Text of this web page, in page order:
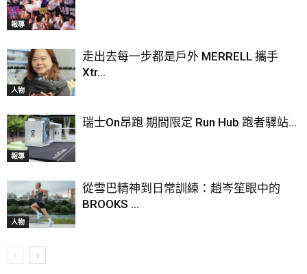
報導
人物
走出去每一步都是戶外 MERRELL 攜手
Xtr...
報導
瑞士On昂跑 期間限定 Run Hub 跑者驛站...
人物
從雪巴精神到日常訓練：趙岑笙眼中的
BROOKS ...